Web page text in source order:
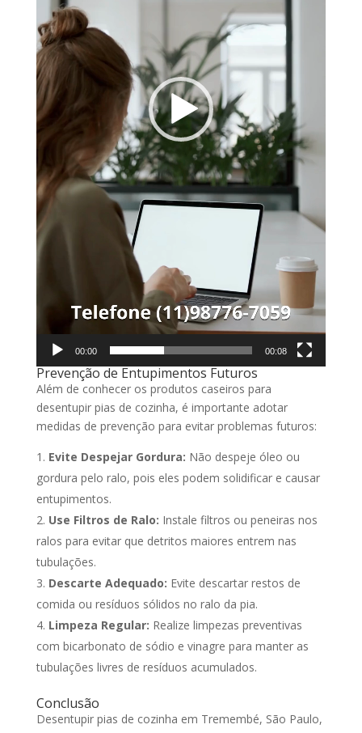
00:00 00:08
Prevenção de Entupimentos Futuros
Além de conhecer os produtos caseiros para
desentupir pias de cozinha, é importante adotar
medidas de prevenção para evitar problemas futuros:
Evite Despejar Gordura: Não despeje óleo ou
gordura pelo ralo, pois eles podem solidificar e causar
entupimentos.
Use Filtros de Ralo: Instale filtros ou peneiras nos
ralos para evitar que detritos maiores entrem nas
tubulações.
Descarte Adequado: Evite descartar restos de
comida ou resíduos sólidos no ralo da pia.
Limpeza Regular: Realize limpezas preventivas
com bicarbonato de sódio e vinagre para manter as
tubulações livres de resíduos acumulados.
Conclusão
Desentupir pias de cozinha em Tremembé, São Paulo,